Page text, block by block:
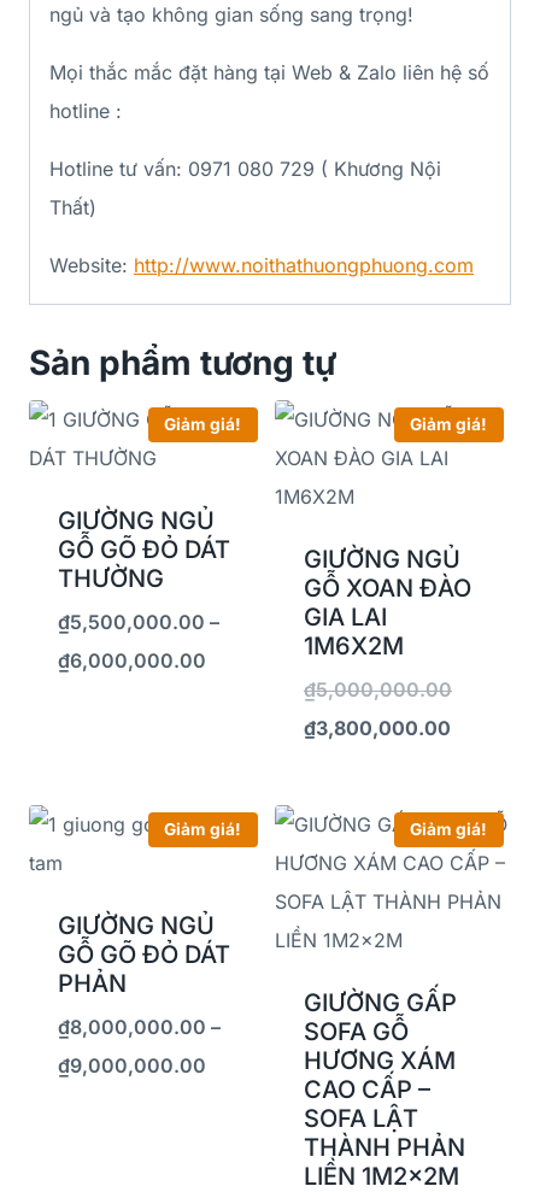
ngủ và tạo không gian sống sang trọng!
Mọi thắc mắc đặt hàng tại Web & Zalo liên hệ số
hotline :
Hotline tư vấn: 0971 080 729 ( Khương Nội
Thất)
Website: http://www.noithathuongphuong.com
Sản phẩm tương tự
Giảm giá!
GIƯỜNG NGỦ
GỖ GÕ ĐỎ DÁT
THƯỜNG
₫5,500,000.00 –
₫6,000,000.00
Giảm giá!
GIƯỜNG NGỦ
GỖ XOAN ĐÀO
GIA LAI
1M6X2M
₫5,000,000.00
₫3,800,000.00
Giảm giá!
GIƯỜNG NGỦ
GỖ GÕ ĐỎ DÁT
PHẢN
₫8,000,000.00 –
₫9,000,000.00
Giảm giá!
GIƯỜNG GẤP
SOFA GỖ
HƯƠNG XÁM
CAO CẤP –
SOFA LẬT
THÀNH PHẢN
LIỀN 1M2x2M